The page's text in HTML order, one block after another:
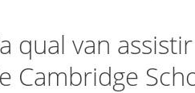
qual van
Cambridge